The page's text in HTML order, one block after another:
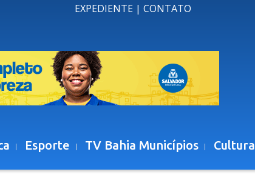
EXPEDIENTE | CONTATO
Esporte TV Bahia Municípios Cultura